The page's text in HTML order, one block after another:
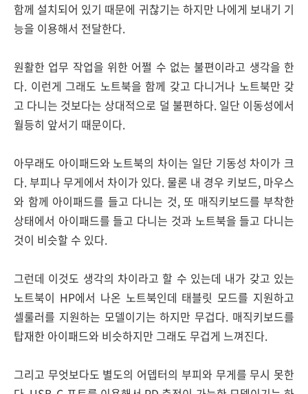
함께 설치되어 있기 때문에 귀찮기는 하지만 나에게 보내기 기
능을 이용해서 전달한다.
원활한 업무 작업을 위한 어쩔 수 없는 불편이라고 생각을 한
다. 이런게 그래도 노트북을 함께 갖고 다니거나 노트북만 갖
고 다니는 것보다는 상대적으로 덜 불편하다. 일단 이동성에서
월등히 앞서기 때문이다.
아무래도 아이패드와 노트북의 차이는 일단 기동성 차이가 크
다. 부피나 무게에서 차이가 있다. 물론 내 경우 키보드, 마우스
와 함께 아이패드를 들고 다니는 것, 또 매직키보드를 부착한
상태에서 아이패드를 들고 다니는 것과 노트북을 들고 다니는
것이 비슷할 수 있다.
그런데 이것도 생각의 차이라고 할 수 있는데 내가 갖고 있는
노트북이 HP에서 나온 노트북인데 태블릿 모드를 지원하고
셀룰러를 지원하는 모델이기는 하지만 무겁다. 매직키보드를
탑재한 아이패드와 비슷하지만 그래도 무겁게 느껴진다.
그리고 무엇보다도 별도의 어뎁터의 부피와 무게를 무시 못한